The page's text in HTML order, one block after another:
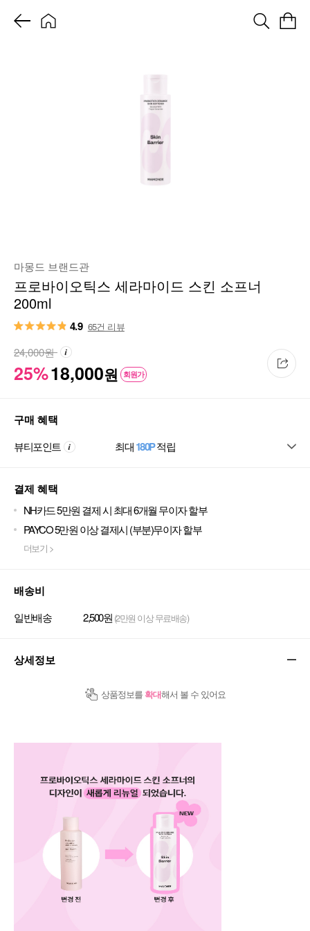
마몽드 브랜드관
프로바이오틱스 세라마이드 스킨 소프너
200ml
4.9 65건 리뷰
25%18,000원 회원가
24,000원
구매 혜택
뷰티포인트 최대180P적립
결제 혜택
NH카드 5만원 결제 시 최대 6개월 무이자 할부
PAYCO 5만원 이상 결제시 (부분)무이자 할부
더보기 >
배송비
일반배송 2,500원 (2만원 이상 무료배송)
상세정보
상품정보를 확대해서 볼 수 있어요